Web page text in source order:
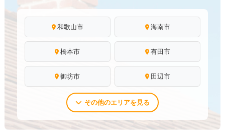
和歌山市 海南市
橋本市 有田市
御坊市 田辺市
その他のエリアを見る